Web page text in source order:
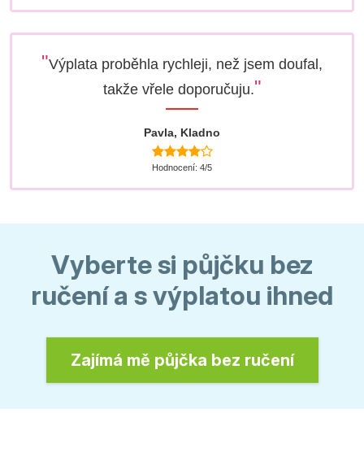
"Výplata proběhla rychleji, než jsem doufal,
takže vřele doporučuju."
Pavla, Kladno
Hodnocení: 4/5
Vyberte si půjčku bez
ručení a s výplatou ihned
Zajímá mě půjčka bez ručení